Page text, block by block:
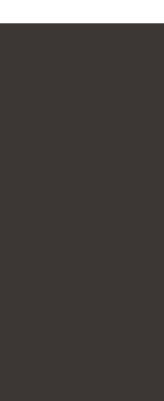
ONDER HET